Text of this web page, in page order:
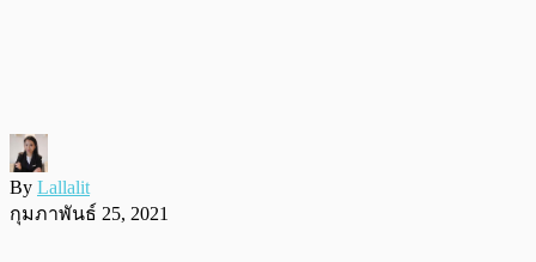
By Lallalit
กุมภาพันธ์ 25, 2021